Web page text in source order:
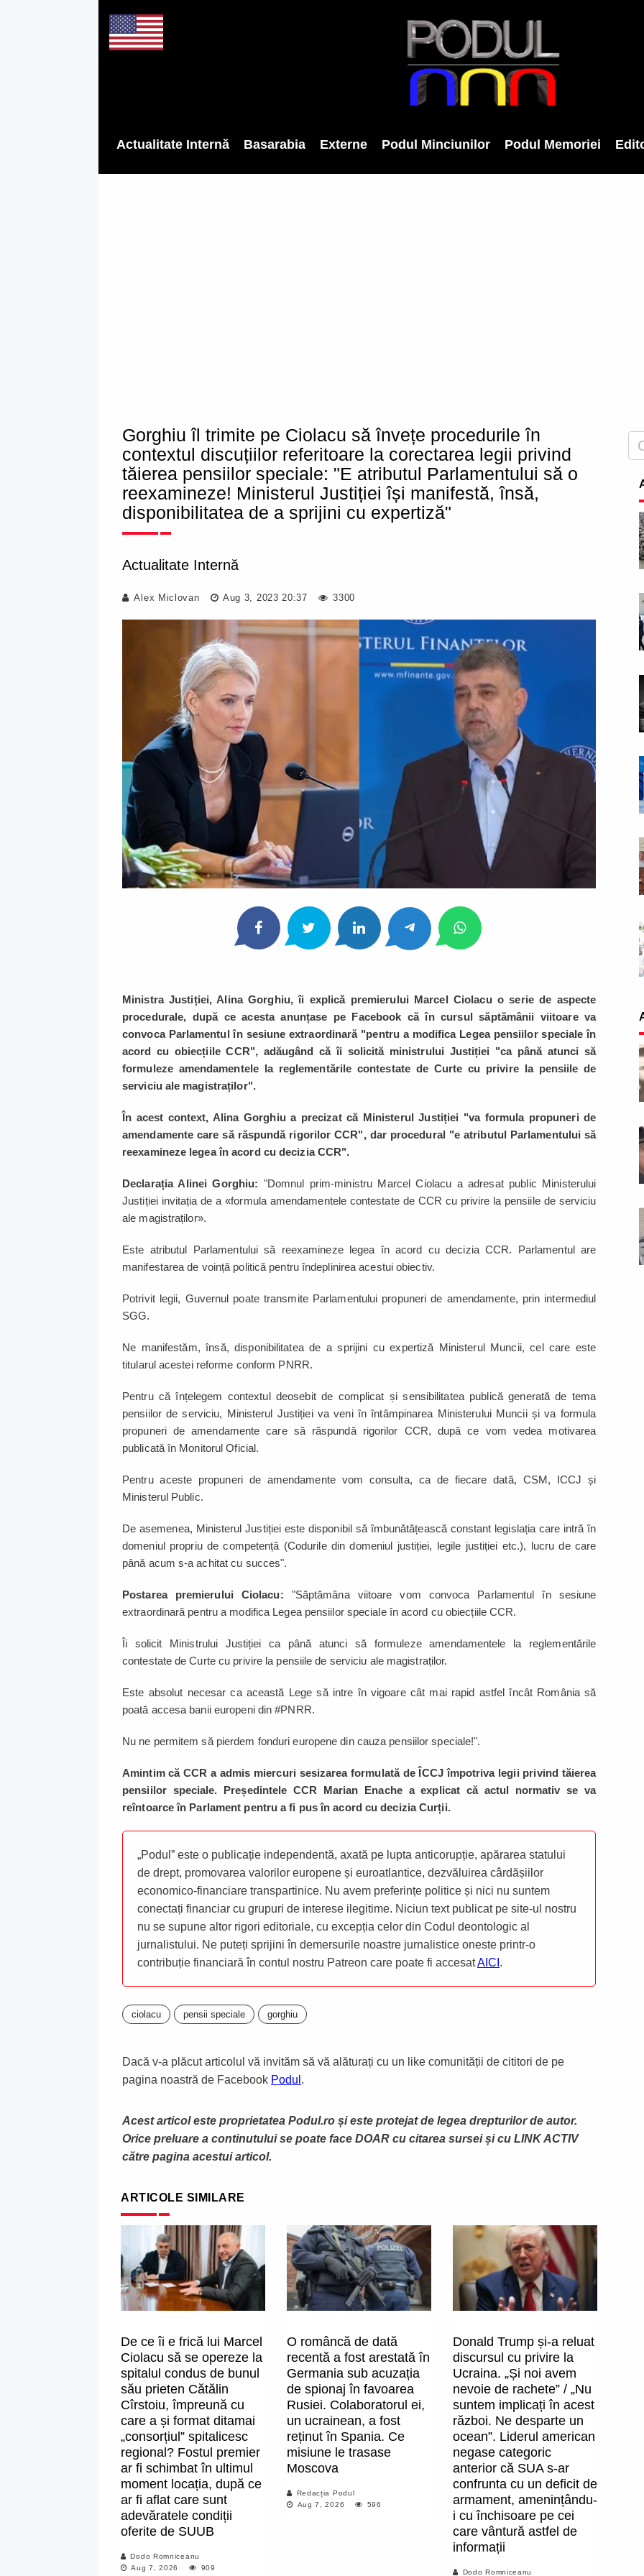
Actualitate Internă Basarabia Externe Podul Minciunilor Podul Memoriei
Gorghiu îl trimite pe Ciolacu să învețe procedurile în
contextul discuțiilor referitoare la corectarea legii privind
tăierea pensiilor speciale: "E atributul Parlamentului să o
reexamineze! Ministerul Justiției își manifestă, însă,
disponibilitatea de a sprijini cu expertiză"
Actualitate Internă
Alex Miclovan Aug 3, 2023 20:37 3300
Ministra Justiției, Alina Gorghiu, îi explică premierului Marcel Ciolacu o serie de aspecte
procedurale, după ce acesta anunțase pe Facebook că în cursul săptămânii viitoare va
convoca Parlamentul în sesiune extraordinară "pentru a modifica Legea pensiilor speciale în
acord cu obiecțiile CCR", adăugând că îi solicită ministrului Justiției "ca până atunci să
formuleze amendamentele la reglementările contestate de Curte cu privire la pensiile de
serviciu ale magistraților".
În acest context, Alina Gorghiu a precizat că Ministerul Justiției "va formula propuneri de
amendamente care să răspundă rigorilor CCR", dar procedural "e atributul Parlamentului să
reexamineze legea în acord cu decizia CCR".
Declarația Alinei Gorghiu: "Domnul prim-ministru Marcel Ciolacu a adresat public Ministerului
Justiției invitația de a «formula amendamentele contestate de CCR cu privire la pensiile de serviciu
ale magistraților».
Este atributul Parlamentului să reexamineze legea în acord cu decizia CCR. Parlamentul are
manifestarea de voință politică pentru îndeplinirea acestui obiectiv.
Potrivit legii, Guvernul poate transmite Parlamentului propuneri de amendamente, prin intermediul
SGG.
Ne manifestăm, însă, disponibilitatea de a sprijini cu expertiză Ministerul Muncii, cel care este
titularul acestei reforme conform PNRR.
Pentru că înțelegem contextul deosebit de complicat și sensibilitatea publică generată de tema
pensiilor de serviciu, Ministerul Justiției va veni în întâmpinarea Ministerului Muncii și va formula
propuneri de amendamente care să răspundă rigorilor CCR, după ce vom vedea motivarea
publicată în Monitorul Oficial.
Pentru aceste propuneri de amendamente vom consulta, ca de fiecare dată, CSM, ICCJ și
Ministerul Public.
De asemenea, Ministerul Justiției este disponibil să îmbunătățească constant legislația care intră în
domeniul propriu de competență (Codurile din domeniul justiției, legile justiției etc.), lucru de care
până acum s-a achitat cu succes".
Postarea premierului Ciolacu: "Săptămâna viitoare vom convoca Parlamentul în sesiune
extraordinară pentru a modifica Legea pensiilor speciale în acord cu obiecțiile CCR.
Îi solicit Ministrului Justiției ca până atunci să formuleze amendamentele la reglementările
contestate de Curte cu privire la pensiile de serviciu ale magistraților.
Este absolut necesar ca această Lege să intre în vigoare cât mai rapid astfel încât România să
poată accesa banii europeni din #PNRR.
Nu ne permitem să pierdem fonduri europene din cauza pensiilor speciale!".
Amintim că CCR a admis miercuri sesizarea formulată de ÎCCJ împotriva legii privind tăierea
pensiilor speciale. Președintele CCR Marian Enache a explicat că actul normativ se va
reîntoarce în Parlament pentru a fi pus în acord cu decizia Curții.
„Podul” este o publicație independentă, axată pe lupta anticorupție, apărarea statului
de drept, promovarea valorilor europene și euroatlantice, dezvăluirea cârdășiilor
economico-financiare transpartinice. Nu avem preferințe politice și nici nu suntem
conectați financiar cu grupuri de interese ilegitime. Niciun text publicat pe site-ul nostru
nu se supune altor rigori editoriale, cu excepția celor din Codul deontologic al
jurnalistului. Ne puteți sprijini în demersurile noastre jurnalistice oneste printr-o
contribuție financiară în contul nostru Patreon care poate fi accesatAICI .
ciolacu pensii speciale gorghiu
Dacă v-a plăcut articolul vă invităm să vă alăturați cu un like comunității de cititori de pe
pagina noastră de Facebook Podul .
Acest articol este proprietatea Podul.ro și este protejat de legea drepturilor de autor.
Orice preluare a continutului se poate face DOAR cu citarea sursei și cu LINK ACTIV
către pagina acestui articol.
ARTICOLE SIMILARE
De ce îi e frică lui Marcel
Ciolacu să se opereze la
spitalul condus de bunul
său prieten Cătălin
Cîrstoiu, împreună cu
care a și format ditamai
„consorțiul” spitalicesc
regional? Fostul premier
ar fi schimbat în ultimul
moment locația, după ce
ar fi aflat care sunt
adevăratele condiții
oferite de SUUB
Dodo Romniceanu
Aug 7, 2026
909
O româncă de dată
recentă a fost arestată în
Germania sub acuzația
de spionaj în favoarea
Rusiei. Colaboratorul ei,
un ucrainean, a fost
reținut în Spania. Ce
misiune le trasase
Moscova
Redacția Podul
Aug 7, 2026
596
Donald Trump și-a reluat
discursul cu privire la
Ucraina. „Și noi avem
nevoie de rachete” / „Nu
suntem implicați în acest
război. Ne desparte un
ocean”. Liderul american
negase categoric
anterior că SUA s-ar
confrunta cu un deficit de
armament, amenințându-
i cu închisoare pe cei
care vântură astfel de
informații
Dodo Romniceanu